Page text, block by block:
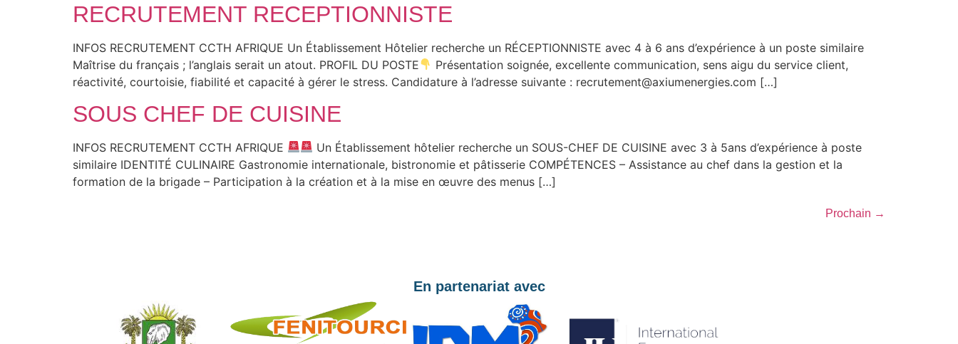
RECRUTEMENT RECEPTIONNISTE
INFOS RECRUTEMENT CCTH AFRIQUE Un Établissement Hôtelier recherche un RÉCEPTIONNISTE avec 4 à 6 ans d’expérience à un poste similaire
Maîtrise du français ; l’anglais serait un atout. PROFIL DU POSTE
Présentation soignée, excellente communication, sens aigu du service client,
réactivité, courtoisie, fiabilité et capacité à gérer le stress. Candidature à l’adresse suivante : recrutement@axiumenergies.com […]
SOUS CHEF DE CUISINE
INFOS RECRUTEMENT CCTH AFRIQUE
Un Établissement hôtelier recherche un SOUS-CHEF DE CUISINE avec 3 à 5ans d’expérience à poste
similaire IDENTITÉ CULINAIRE Gastronomie internationale, bistronomie et pâtisserie COMPÉTENCES – Assistance au chef dans la gestion et la
formation de la brigade – Participation à la création et à la mise en œuvre des menus […]
Prochain →
En partenariat avec